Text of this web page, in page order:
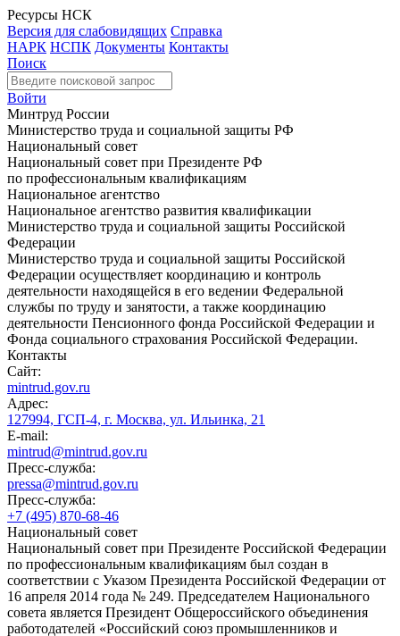
Ресурсы НСК
Версия для слабовидящих Справка
НАРК НСПК Документы Контакты
Поиск
Войти
Минтруд России
Министерство труда и социальной защиты РФ
Национальный совет
Национальный совет при Президенте РФ
по профессиональным квалификациям
Национальное агентство
Национальное агентство развития квалификации
Министерство труда и социальной защиты Российской
Федерации
Министерство труда и социальной защиты Российской
Федерации осуществляет координацию и контроль
деятельности находящейся в его ведении Федеральной
службы по труду и занятости, а также координацию
деятельности Пенсионного фонда Российской Федерации и
Фонда социального страхования Российской Федерации.
Контакты
Сайт:
mintrud.gov.ru
Адрес:
127994, ГСП-4, г. Москва, ул. Ильинка, 21
E-mail:
mintrud@mintrud.gov.ru
Пресс-служба:
pressa@mintrud.gov.ru
Пресс-служба:
+7 (495) 870-68-46
Национальный совет
Национальный совет при Президенте Российской Федерации
по профессиональным квалификациям был создан в
соответствии с Указом Президента Российской Федерации от
16 апреля 2014 года № 249. Председателем Национального
совета является Президент Общероссийского объединения
работодателей «Российский союз промышленников и